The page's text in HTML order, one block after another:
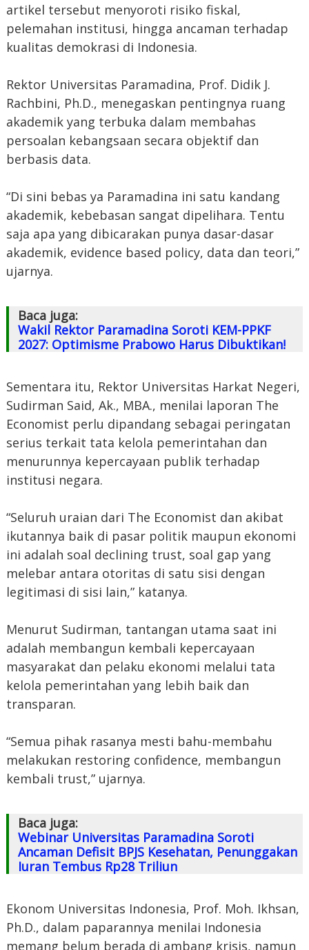
artikel tersebut menyoroti risiko fiskal,
pelemahan institusi, hingga ancaman terhadap
kualitas demokrasi di Indonesia.
Rektor Universitas Paramadina, Prof. Didik J.
Rachbini, Ph.D., menegaskan pentingnya ruang
akademik yang terbuka dalam membahas
persoalan kebangsaan secara objektif dan
berbasis data.
“Di sini bebas ya Paramadina ini satu kandang
akademik, kebebasan sangat dipelihara. Tentu
saja apa yang dibicarakan punya dasar-dasar
akademik, evidence based policy, data dan teori,”
ujarnya.
Baca juga:
Wakil Rektor Paramadina Soroti KEM-PPKF
2027: Optimisme Prabowo Harus Dibuktikan!
Sementara itu, Rektor Universitas Harkat Negeri,
Sudirman Said, Ak., MBA., menilai laporan The
Economist perlu dipandang sebagai peringatan
serius terkait tata kelola pemerintahan dan
menurunnya kepercayaan publik terhadap
institusi negara.
“Seluruh uraian dari The Economist dan akibat
ikutannya baik di pasar politik maupun ekonomi
ini adalah soal declining trust, soal gap yang
melebar antara otoritas di satu sisi dengan
legitimasi di sisi lain,” katanya.
Menurut Sudirman, tantangan utama saat ini
adalah membangun kembali kepercayaan
masyarakat dan pelaku ekonomi melalui tata
kelola pemerintahan yang lebih baik dan
transparan.
“Semua pihak rasanya mesti bahu-membahu
melakukan restoring confidence, membangun
kembali trust,” ujarnya.
Baca juga:
Webinar Universitas Paramadina Soroti
Ancaman Defisit BPJS Kesehatan, Penunggakan
Iuran Tembus Rp28 Triliun
Ekonom Universitas Indonesia, Prof. Moh. Ikhsan,
Ph.D., dalam paparannya menilai Indonesia
memang belum berada di ambang krisis, namun